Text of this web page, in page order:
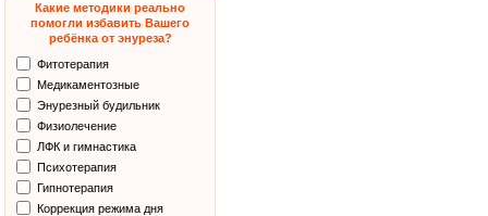
Какие методики реально
помогли избавить Вашего
ребёнка от энуреза?
Фитотерапия
Медикаментозные
Энурезный будильник
Физиолечение
ЛФК и гимнастика
Психотерапия
Гипнотерапия
Коррекция режима дня